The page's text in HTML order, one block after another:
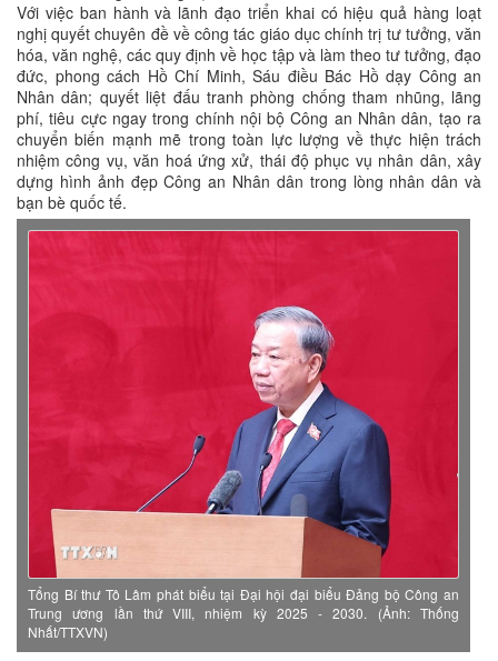
Với việc ban hành và lãnh đạo triển khai có hiệu quả hàng loạt
nghị quyết chuyên đề về công tác giáo dục chính trị tư tưởng, văn
hóa, văn nghệ, các quy định về học tập và làm theo tư tưởng, đạo
đức, phong cách Hồ Chí Minh, Sáu điều Bác Hồ dạy Công an
Nhân dân; quyết liệt đấu tranh phòng chống tham nhũng, lãng
phí, tiêu cực ngay trong chính nội bộ Công an Nhân dân, tạo ra
chuyển biến mạnh mẽ trong toàn lực lượng về thực hiện trách
nhiệm công vụ, văn hoá ứng xử, thái độ phục vụ nhân dân, xây
dựng hình ảnh đẹp Công an Nhân dân trong lòng nhân dân và
bạn bè quốc tế.
Tổng Bí thư Tô Lâm phát biểu tại Đại hội đại biểu Đảng bộ Công an
Trung ương lần thứ VIII, nhiệm kỳ 2025 - 2030. (Ảnh: Thống
Nhất/TTXVN)